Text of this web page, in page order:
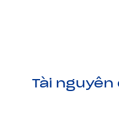
Tài nguyên